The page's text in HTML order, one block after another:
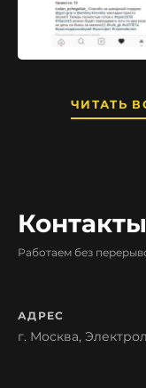
ЧИТАТЬ
Контакты
Работаем без
АДРЕС
г. Москва,